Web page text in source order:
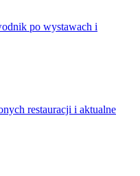
po wystawach i
restauracji i aktualne